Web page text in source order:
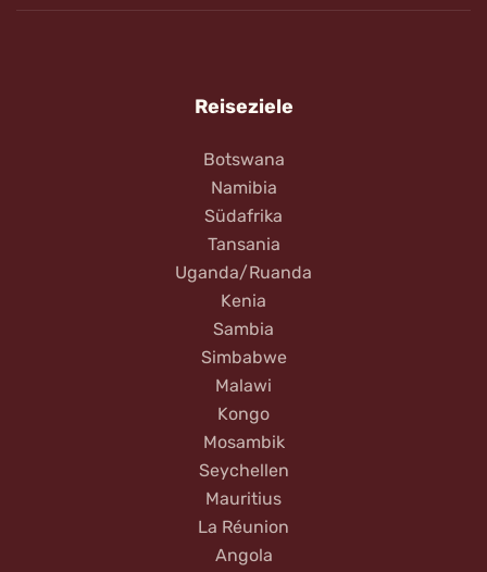
Reiseziele
Botswana
Namibia
Südafrika
Tansania
Uganda/Ruanda
Kenia
Sambia
Simbabwe
Malawi
Kongo
Mosambik
Seychellen
Mauritius
La Réunion
Angola